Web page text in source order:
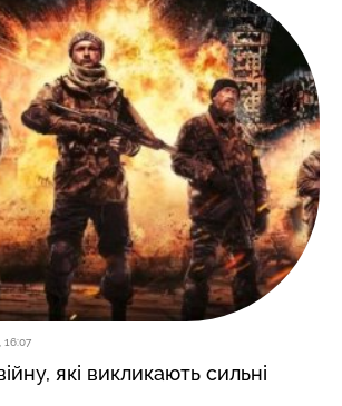
16:07
які викликають сильні